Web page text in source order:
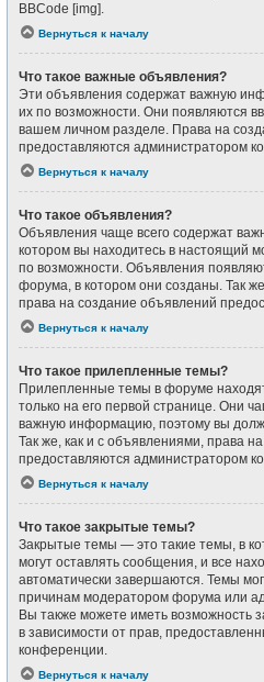
BBCode [img].
Вернуться к началу
Что такое важные объявления?
Эти объявления содержат важную
их по возможности. Они появляются
вашем личном разделе. Права на
предоставляются администратором
Вернуться к началу
Что такое объявления?
Объявления чаще всего содержат
котором вы находитесь в настоящий
по возможности. Объявления
форума, в котором они созданы. Так
права на создание объявлений
Вернуться к началу
Что такое прилепленные темы?
Прилепленные темы в форуме
только на его первой странице. Они
важную информацию, поэтому вы
Так же, как и с объявлениями, права
предоставляются администратором
Вернуться к началу
Что такое закрытые темы?
Закрытые темы — это такие темы, в
могут оставлять сообщения, и все
автоматически завершаются. Темы
причинам модератором форума или
Вы также можете иметь возможность
в зависимости от прав,
конференции.
Вернуться к началу